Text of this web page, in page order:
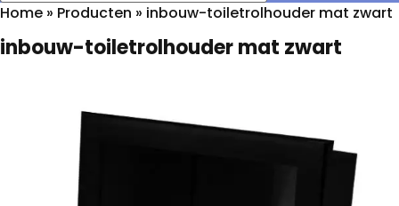
Home » Producten » inbouw-toiletrolhouder mat zwart
inbouw-toiletrolhouder mat zwart